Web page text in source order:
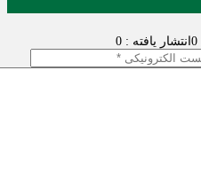
انتشار یافته : 0